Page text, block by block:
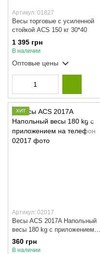
Артикул: 01827
Весы торговые с усиленной
стойкой ACS 150 кг 30*40
1 395 грн
В наличии
Оптовые цены
ХИТ
Артикул: 02017
Весы ACS 2017A Напольный
весы 180 kg с приложением
на телефон
360 грн
В наличии